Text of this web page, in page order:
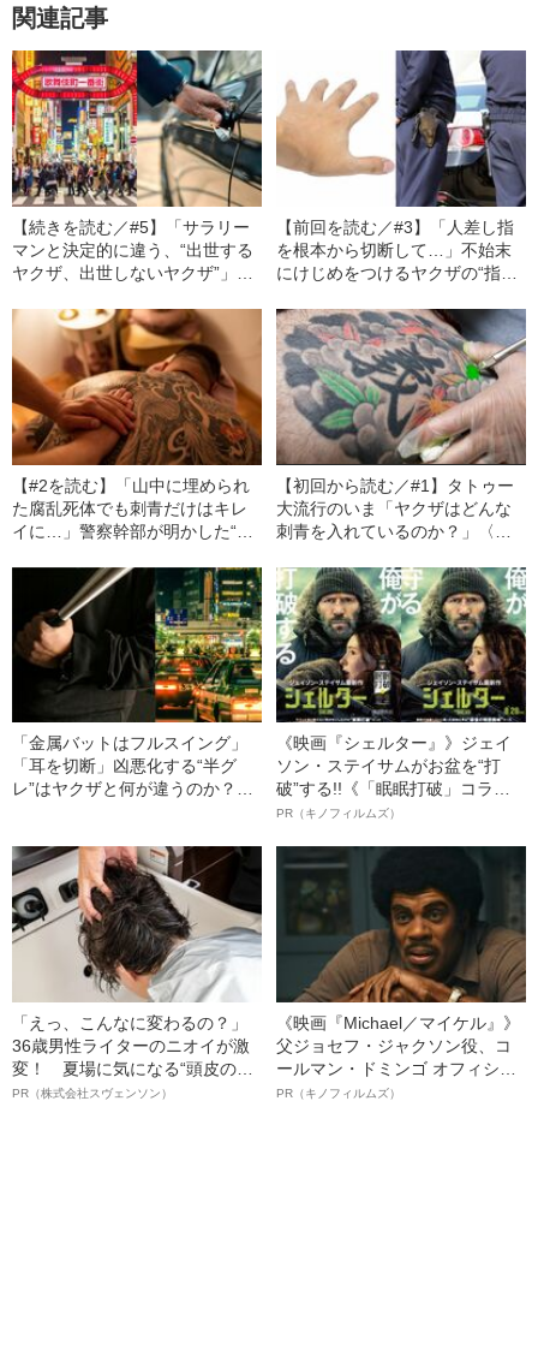
関連記事
【続きを読む／#5】「サラリー
マンと決定的に違う、“出世する
ヤクザ、出世しないヤクザ”」暴
【前回を読む／#3】「人差し指
を根本から切断して…」不始末
にけじめをつけるヤクザの“指詰
【#2を読む】「山中に埋められ
た腐乱死体でも刺青だけはキレ
イに…」警察幹部が明かした“ヤ
【初回から読む／#1】タトゥー
大流行のいま「ヤクザはどんな
刺青を入れているのか？」〈暴
「金属バットはフルスイング」
「耳を切断」凶悪化する“半グ
レ”はヤクザと何が違うのか？
《映画『シェルター』》ジェイ
ソン・ステイサムがお盆を“打
破”する!!《「眠眠打破」コラ
ボ》
PR（キノフィルムズ）
「えっ、こんなに変わるの？」
36歳男性ライターのニオイが激
変！ 夏場に気になる“頭皮のニ
オイ”や“ベタつき”を解消す
PR（株式会社スヴェンソン）
《映画『Michael／マイケル』》
父ジョセフ・ジャクソン役、コ
ールマン・ドミンゴ オフィシャ
ルインタビュー“観客を魅了した
PR（キノフィルムズ）